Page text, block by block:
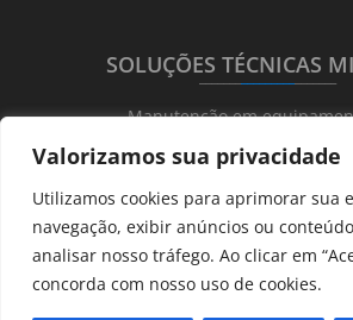
Valorizamos sua privacidade
Utilizamos cookies para aprimorar sua
navegação, exibir anúncios ou
analisar nosso tráfego. Ao clicar em
concorda com nosso uso de cookies.
SOLUÇÕES TÉCNICAS
_______________________
Manutenção em
Ultrassonografia
Ecocardiografia
Transdutores
Hematológicos